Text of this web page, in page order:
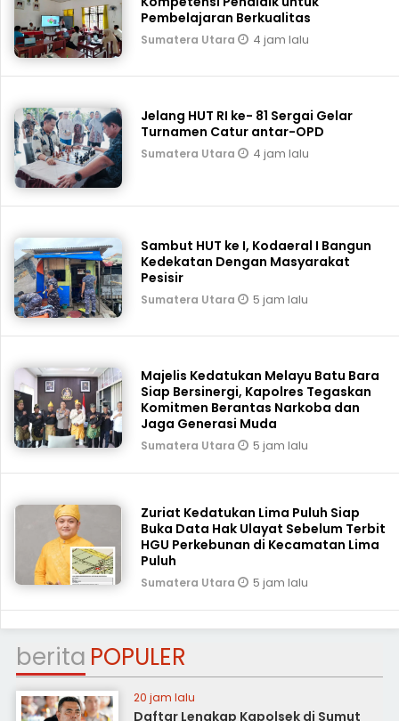
Pembelajaran Berkualitas
Sumatera Utara 4 jam lalu
Jelang HUT RI ke- 81 Sergai Gelar
Turnamen Catur antar-OPD
Sumatera Utara 4 jam lalu
Sambut HUT ke I, Kodaeral I Bangun
Kedekatan Dengan Masyarakat
Pesisir
Sumatera Utara 5 jam lalu
Majelis Kedatukan Melayu Batu Bara
Siap Bersinergi, Kapolres Tegaskan
Komitmen Berantas Narkoba dan
Jaga Generasi Muda
Sumatera Utara 5 jam lalu
Zuriat Kedatukan Lima Puluh Siap
Buka Data Hak Ulayat Sebelum Terbit
HGU Perkebunan di Kecamatan Lima
Puluh
Sumatera Utara 5 jam lalu
berita POPULER
20 jam lalu
Daftar Lengkap Kapolsek di Sumut